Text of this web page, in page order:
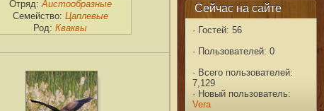
Сейчас на сайте
· Гостей: 56
· Пользователей: 0
· Всего пользователей:
7,129
· Новый пользователь:
Vera
Отряд: Аистообразные
Семейство: Цаплевые
Род: Кваквы